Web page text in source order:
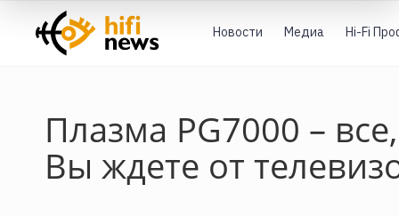
Новости Медиа Hi-Fi
Плазма PG7000 –
Вы ждете от